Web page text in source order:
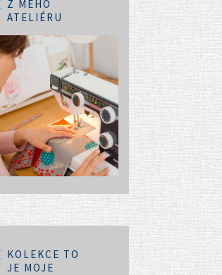
Z MÉHO
ATELIÉRU
KOLEKCE TO
JE MOJE